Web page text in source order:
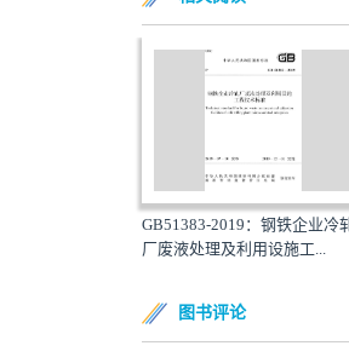
GB51383-2019：钢铁企业冷
厂废液处理及利用设施工...
图书评论